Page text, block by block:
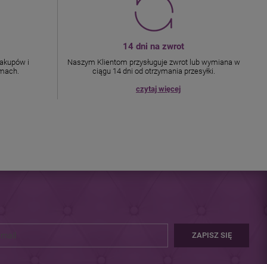
i
14 dni na zwrot
Naszym Klientom przysługuje zwrot lub wymiana w
ciągu 14 dni od otrzymania przesyłki.
czytaj więcej
ZAPISZ SIĘ